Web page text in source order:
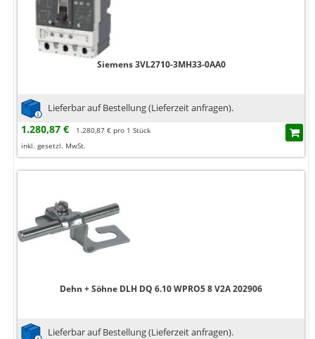
Siemens 3VL2710-3MH33-0AA0
Lieferbar auf Bestellung (Lieferzeit anfragen).
1.280,87 €
1.280,87 € pro 1 Stück
inkl. gesetzl. MwSt.
Dehn + Söhne DLH DQ 6.10 WPRO5 8 V2A 202906
Lieferbar auf Bestellung (Lieferzeit anfragen).